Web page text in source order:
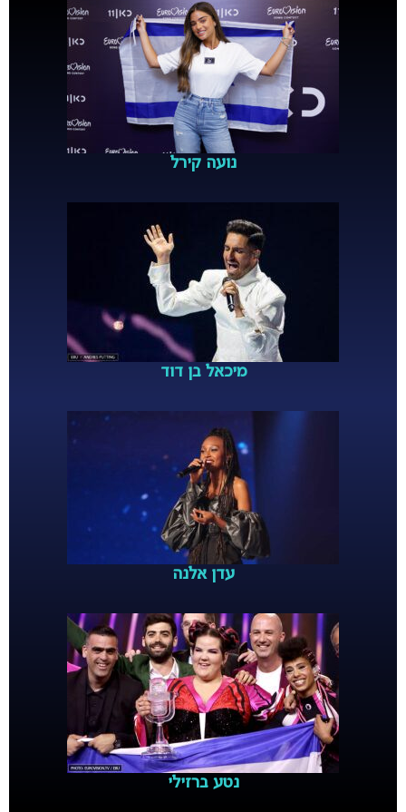
נועה קירל
מיכאל בן דוד
עדן אלנה
נטע ברזילי